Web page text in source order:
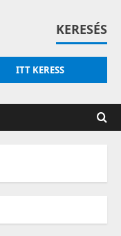
KERESÉS
ITT KERESS